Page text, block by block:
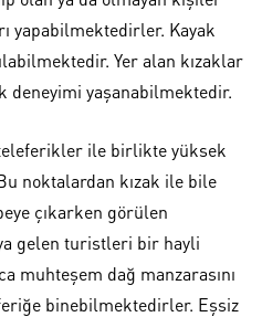
yapabilmektedirler. Kayak
Yer alan kızaklar
yaşanabilmektedir.
ile birlikte yüksek
noktalardan kızak ile bile
çıkarken görülen
gelen turistleri bir hayli
muhteşem dağ manzarasını
binebilmektedirler. Eşsiz